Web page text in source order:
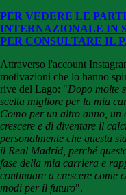
PER VEDERE LE
INTERNAZIONALE IN
PER CONSULTARE IL
Attraverso l'account
motivazioni che lo hanno
rive del Lago: "Dopo molte
scelta migliore per la mia
Como per un altro anno,
crescere e di diventare il
personalmente che questa
il Real Madrid, perché
fase della mia carriera e
continuare a crescere come
modi per il futuro".